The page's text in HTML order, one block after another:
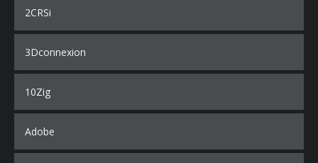
2CRSi
3Dconnexion
10Zig
Adobe